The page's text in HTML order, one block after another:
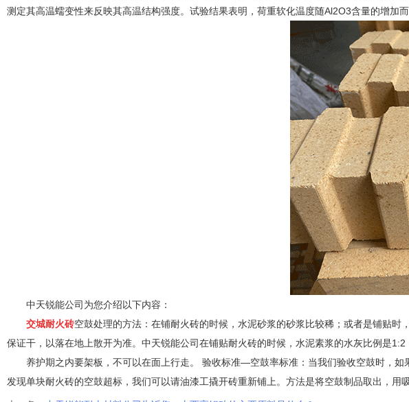
测定其高温蠕变性来反映其高温结构强度。试验结果表明，荷重软化温度随Al2O3含量的增加而
中天锐能公司为您介绍以下内容：
交城耐火砖空鼓处理的方法：在铺耐火砖的时候，水泥砂浆的砂浆比较稀；或者是铺贴
保证干，以落在地上散开为准。 中天锐能公司在铺贴耐火砖的时候，水泥素浆的水灰比例是
养护期之内要架板，不可以在面上行走。 验收标准—空鼓率标准：当我们验收空鼓时，
发现单块耐火砖的空鼓超标，我们可以请油漆工撬开砖重新铺上。方法是将空鼓制品取出，